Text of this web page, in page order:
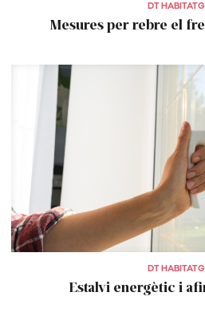
DT
Mesures per rebre el
DT
Estalvi energètic i